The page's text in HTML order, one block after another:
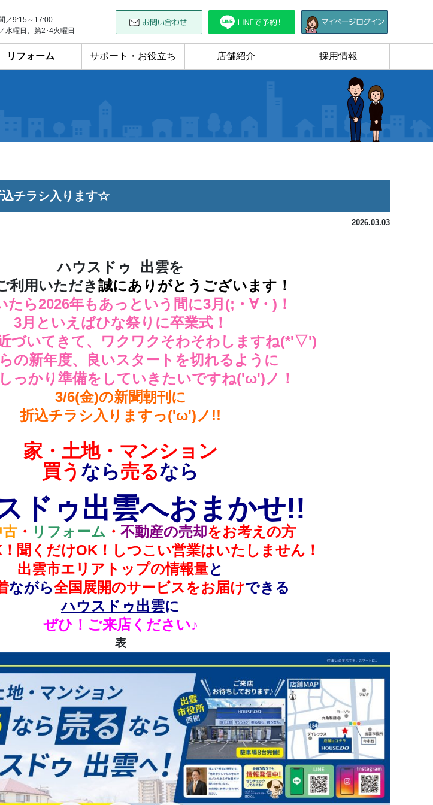
／9:15～17:00
水曜日、第2･4火曜日
リフォーム サポート・お役立ち 店舗紹介 採用情報
込チラシ入ります☆
2026.03.03
ハウスドゥ 出雲を
利用いただき誠にありがとうございます！
たら2026年もあっという間に3月(;・∀・)！
3月といえばひな祭りに卒業式！
づいてきて、ワクワクそわそわしますね(*'▽')
の新年度、良いスタートを切れるように
っかり準備をしていきたいですね('ω')ノ！
3/6(金)の新聞朝刊に
折込チラシ入りますっ('ω')ノ!!
家・土地・マンション
買う なら売るなら
ドゥ出雲へおまかせ!!
古・ リフォーム ・ 不動産の売却をお考えの方
聞くだけOK！しつこい営業はいたしません！
出雲市エリアトップの情報量と
ながら全国展開のサービスをお届けできる
ハウスドゥ出雲に
ぜひ！ご来店ください♪
表